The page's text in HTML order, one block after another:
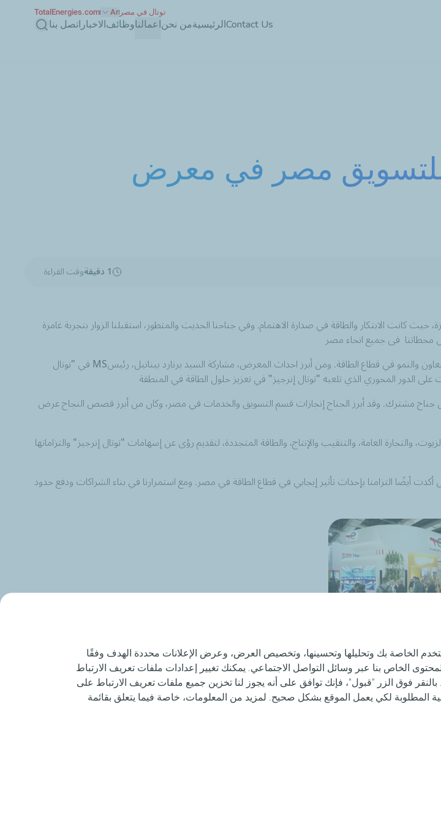
Contact Usالرئيسيةمن نحناعمالناوظائفالاخبار اتصل بنابحث
توتال في مصر Ar
TotalEnergies.com
للتسويق مصر في معرض
1 دقيقة وقت القراءة
"توتال إنرجيز" في معرض "إيجيبس 2025" تاركة بصمة مميزة، حيث كانت الابتكار والطاقة في صدارة الاهتمام. وفي جناحنا الحديث والمتطور، استقبلنا الزوار بتجربة غامرة
MSفي "توتال
جناح مشترك. وقد أبرز الجناح إنجازات قسم التسويق والخدمات في مصر، وكان من أبرز قصص النجاح عرض
العامة، والتنقيب والإنتاج، والطاقة المتجددة، لتقديم رؤى عن إسهامات "توتال إنرجيز" والتزاماتها
معرض "إيجيبس 2025" روحنا الابتكارية فحسب، بل أكدت أيضًا التزامنا بإحداث تأثير إيجابي في قطاع الطاقة في مصر. ومع استمرارنا في بناء الشراكات ودفع حدود
الخاصة بك وتحليلها وتحسينها، وتخصيص العرض، وعرض الإعلانات محددة الهدف وفقًا
الخاص بنا عبر وسائل التواصل الاجتماعي. يمكنك تغيير إعدادات ملفات تعريف الارتباط
فوق الزر "قبول"، فإنك توافق على أنه يجوز لنا تخزين جميع ملفات تعريف الارتباط على
لكي يعمل الموقع بشكل صحيح. لمزيد من المعلومات، خاصة فيما يتعلق بقائمة